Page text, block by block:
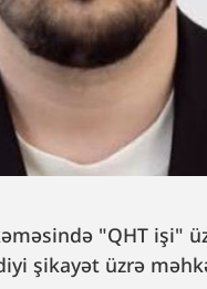
"QHT işi"
şikayət üzrə